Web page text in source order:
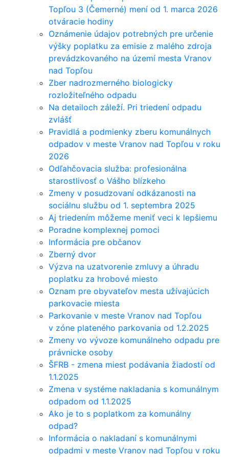
Topľou 3 (Čemerné) mení od 1. marca 2026
otváracie hodiny
Oznámenie údajov potrebných pre určenie
výšky poplatku za emisie z malého zdroja
prevádzkovaného na území mesta Vranov
nad Topľou
Zber nadrozmerného biologicky
rozložiteľného odpadu
Na detailoch záleží. Pri triedení odpadu
zvlášť
Pravidlá a podmienky zberu komunálnych
odpadov v meste Vranov nad Topľou v roku
2026
Odľahčovacia služba: profesionálna
starostlivosť o Vášho blízkeho
Zmeny v posudzovaní odkázanosti na
sociálnu službu od 1. septembra 2025
Aj triedením môžeme meniť veci k lepšiemu
Poradne komplexnej pomoci
Informácia pre občanov
Zberný dvor
Výzva na uzatvorenie zmluvy a úhradu
poplatku za hrobové miesto
Oznam pre obyvateľov mesta užívajúcich
parkovacie miesta
Parkovanie v meste Vranov nad Topľou
v zóne plateného parkovania od 1.2.2025
Zmeny vo vývoze komunálneho odpadu pre
právnicke osoby
ŠFRB - zmena miest podávania žiadostí od
1.1.2025
Zmena v systéme nakladania s komunálnym
odpadom od 1.1.2025
Ako je to s poplatkom za komunálny
odpad?
Informácia o nakladaní s komunálnymi
odpadmi v meste Vranov nad Topľou v roku